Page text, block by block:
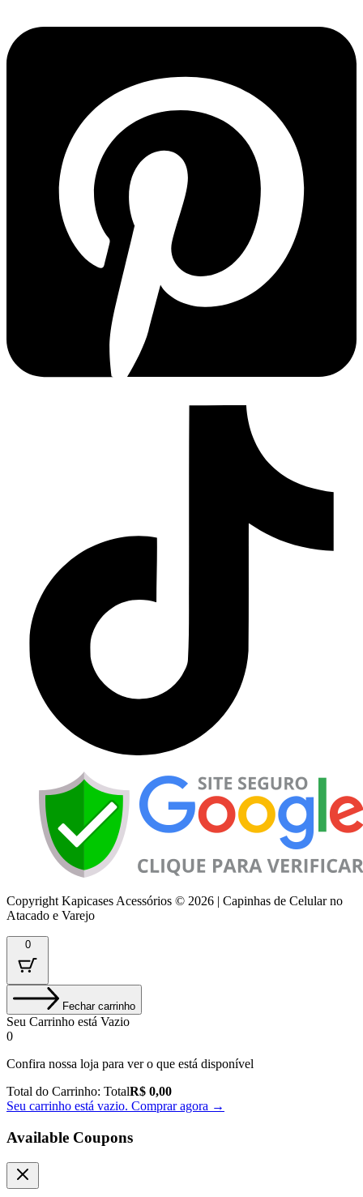
Copyright Kapicases Acessórios © 2026 | Capinhas de Celular no
Atacado e Varejo
0
Fechar carrinho
Seu Carrinho está Vazio
0
Confira nossa loja para ver o que está disponível
Total do Carrinho: TotalR$ 0,00
Seu carrinho está vazio. Comprar agora →
Available Coupons